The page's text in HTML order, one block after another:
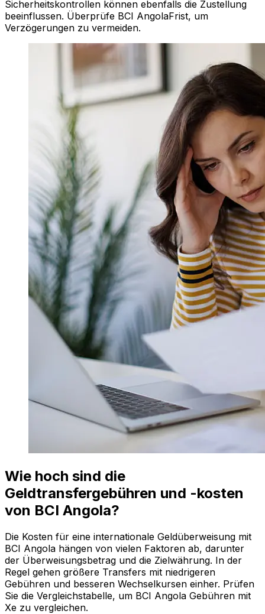
Sicherheitskontrollen können ebenfalls die Zustellung
beeinflussen. Überprüfe BCI AngolaFrist, um
Verzögerungen zu vermeiden.
Wie hoch sind die
Geldtransfergebühren und -kosten
von BCI Angola?
Die Kosten für eine internationale Geldüberweisung mit
BCI Angola hängen von vielen Faktoren ab, darunter
der Überweisungsbetrag und die Zielwährung. In der
Regel gehen größere Transfers mit niedrigeren
Gebühren und besseren Wechselkursen einher. Prüfen
Sie die Vergleichstabelle, um BCI Angola Gebühren mit
Xe zu vergleichen.